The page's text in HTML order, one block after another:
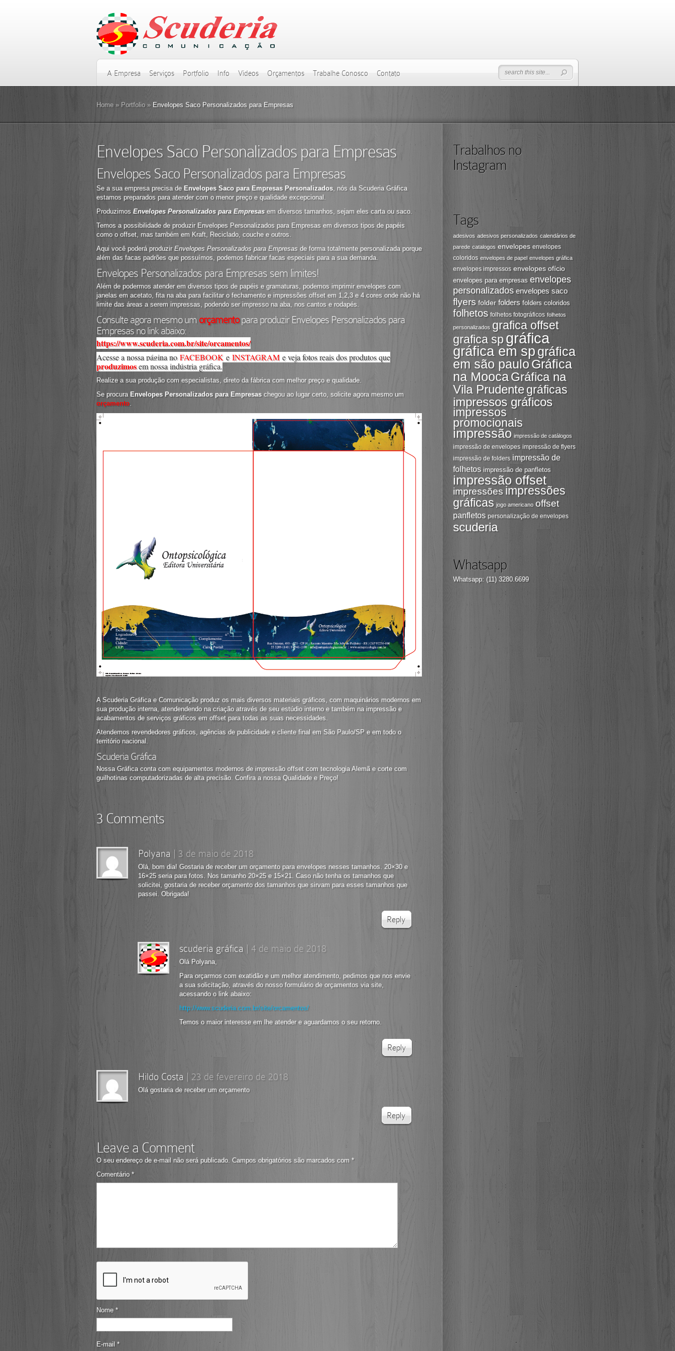
A Empresa Serviços Portfolio Info Vídeos Orçamentos Trabalhe Conosco Contato
Home » Portfolio » Envelopes Saco Personalizados para Empresas
Envelopes Saco Personalizados para Empresas
Envelopes Saco Personalizados para Empresas
Se a sua empresa precisa de Envelopes Saco para Empresas Personalizados, nós da Scuderia Gráfica
estamos preparados para atender com o menor preço e qualidade excepcional.
Produzimos Envelopes Personalizados para Empresasem diversos tamanhos, sejam eles carta ou saco.
Temos a possibilidade de produzir Envelopes Personalizados para Empresas em diversos tipos de papéis
como o offset, mas também em Kraft, Reciclado, couche e outros.
Aqui você poderá produzir Envelopes Personalizados para Empresasde forma totalmente personalizada porque
além das facas padrões que possuímos, podemos fabricar facas especiais para a sua demanda.
Envelopes Personalizados para Empresas sem limites!
Além de podermos atender em diversos tipos de papéis e gramaturas, podemos imprimir envelopes com
janelas em acetato, fita na aba para facilitar o fechamento e impressões offset em 1,2,3 e 4 cores onde não há
limite das áreas a serem impressas, podendo ser impresso na aba, nos cantos e rodapés.
Consulte agora mesmo um orçamentopara produzir Envelopes Personalizados para
Empresas no link abaixo:
https://www.scuderia.com.br/site/orcamentos/
Acesse a nossa página no FACEBOOK e INSTAGRAM e veja fotos reais dos produtos que
produzimosem nossa indústria gráfica.
Realize a sua produção com especialistas, direto da fábrica com melhor preço e qualidade.
Se procura Envelopes Personalizados para Empresaschegou ao lugar certo, solicite agora mesmo um
orçamento.
A Scuderia Gráfica e Comunicação produz os mais diversos materiais gráficos, com maquinários modernos em
sua produção interna, atendendendo na criação através de seu estúdio interno e também na impressão e
acabamentos de serviços gráficos em offset para todas as suas necessidades.
Atendemos revendedores gráficos, agências de publicidade e cliente final em São Paulo/SP e em todo o
território nacional.
Scuderia Gráfica
Nossa Gráfica conta com equipamentos modernos de impressão offset com tecnologia Alemã e corte com
guilhotinas computadorizadas de alta precisão. Confira a nossa Qualidade e Preço!
3 Comments
Polyana 3 de maio de 2018
Olá, bom dia! Gostaria de receber um orçamento para envelopes nesses tamanhos. 20×30 e
16×25 seria para fotos. Nos tamanho 20×25 e 15×21. Caso não tenha os tamanhos que
solicitei, gostaria de receber orçamento dos tamanhos que sirvam para esses tamanhos que
passei. Obrigada!
Reply
scuderia gráfica 4 de maio de 2018
Olá Polyana,
Para orçarmos com exatidão e um melhor atendimento, pedimos que nos envie
a sua solicitação, através do nosso formulário de orçamentos via site,
acessando o link abaixo:
http://www.scuderia.com.br/site/orcamentos/
Temos o maior interesse em lhe atender e aguardamos o seu retorno.
Reply
Hildo Costa 23 de fevereiro de 2018
Olá gostaria de receber um orçamento
Reply
Leave a Comment
O seu endereço de e-mail não será publicado. Campos obrigatórios são marcados com *
Comentário *
Nome *
E-mail *
Trabalhos no
Instagram
Tags
adesivos adesivos personalizados calendários de
parede catalogos envelopes envelopes
coloridos envelopes de papel envelopes gráfica
envelopes impressos envelopes ofício
envelopes para empresas envelopes
personalizados envelopes saco
flyers folder folders folders coloridos
folhetos folhetos fotográficos folhetos
personalizados grafica offset
grafica spgráfica
gráfica em spgráfica
em são pauloGráfica
na MoocaGráfica na
Vila Prudente gráficas
impressos gráficos
impressos
promocionais
impressão impressão de catálogos
impressão de envelopes impressão de flyers
impressão de folders impressão de
folhetos impressão de panfletos
impressão offset
impressões impressões
gráficas jogo americano offset
panfletos personalização de envelopes
scuderia
Whatsapp
Whatsapp: (11) 3280.6699